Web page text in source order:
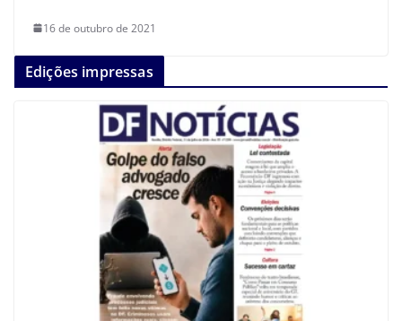
16 de outubro de 2021
Edições impressas